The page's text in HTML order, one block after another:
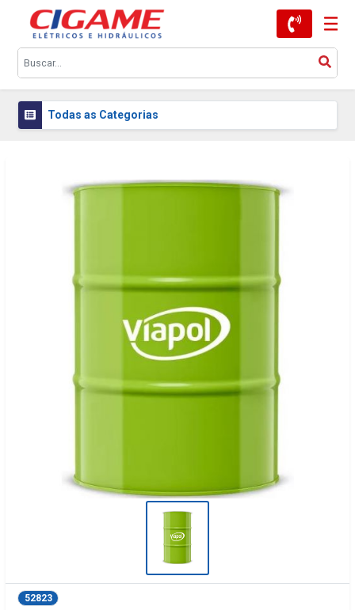
Todas as Categorias
52823